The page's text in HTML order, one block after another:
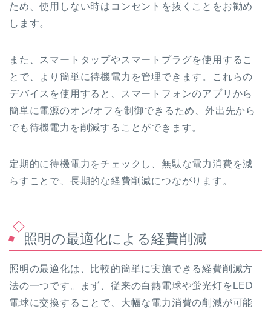
ため、使用しない時はコンセントを抜くことをお勧め
します。
また、スマートタップやスマートプラグを使用するこ
とで、より簡単に待機電力を管理できます。これらの
デバイスを使用すると、スマートフォンのアプリから
簡単に電源のオン/オフを制御できるため、外出先から
でも待機電力を削減することができます。
定期的に待機電力をチェックし、無駄な電力消費を減
らすことで、長期的な経費削減につながります。
照明の最適化による経費削減
照明の最適化は、比較的簡単に実施できる経費削減方
法の一つです。まず、従来の白熱電球や蛍光灯をLED
電球に交換することで、大幅な電力消費の削減が可能